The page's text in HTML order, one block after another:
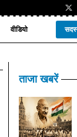
वीडियो
ताजा खबरें